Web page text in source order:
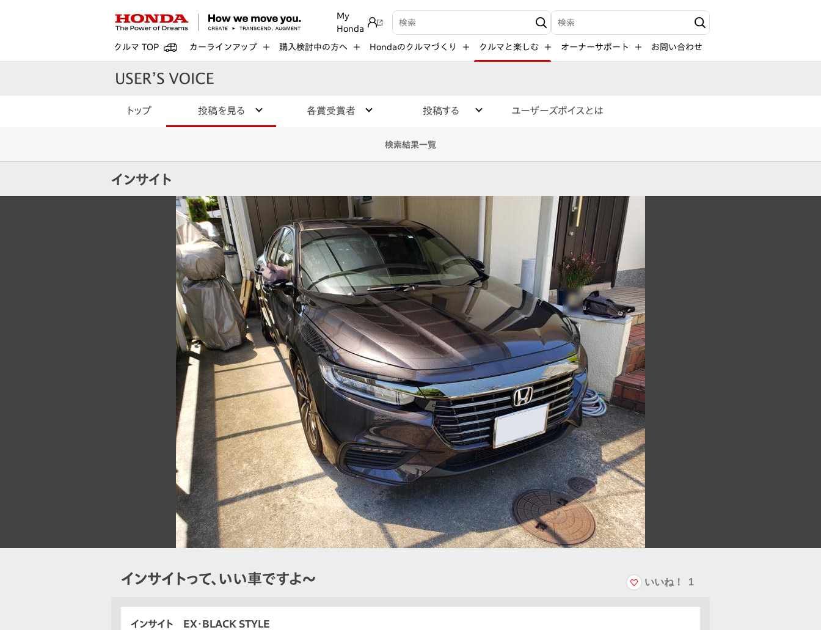
My
Honda
検索キーワード入力 検索キーワード入力
クルマ TOP カーラインアップ 購入検討中の方へ Hondaのクルマづくり クルマと楽しむ オーナーサポート お問い合わせ
トップ 投稿を見る 各賞受賞者 投稿する ユーザーズボイスとは
検索結果一覧
インサイト
インサイトって、いい車ですよ〜 いいね！ 1
インサイト EX・BLACK STYLE